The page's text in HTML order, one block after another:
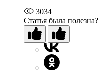
3034
Статья была полезна?